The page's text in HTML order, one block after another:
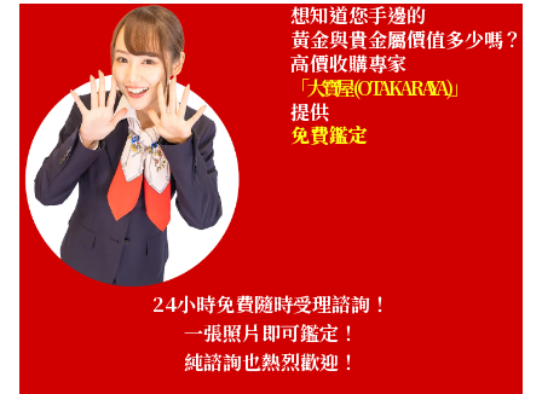
想知道您手邊的
黃金與貴金屬價值多少嗎？
高價收購專家
「大寶屋 (OTAKARAYA)」
提供
免費鑑定
24小時免費隨時受理諮詢！
一張照片即可鑑定！
純諮詢也熱烈歡迎！